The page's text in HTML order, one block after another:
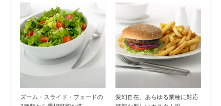
ズーム・スライド・フェードの
変幻自在、あらゆる業種に対応